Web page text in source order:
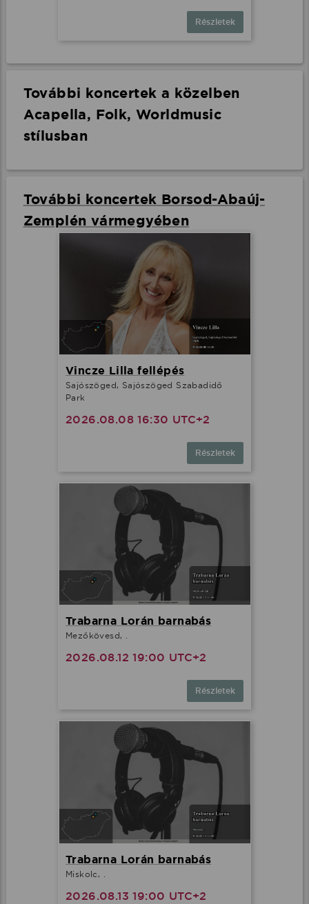
Részletek
További koncertek a közelben
Acapella, Folk, Worldmusic
stílusban
További koncertek Borsod-Abaúj-
Zemplén vármegyében
Vincze Lilla fellépés
Sajószöged, Sajószöged Szabadidő
Park
2026.08.08 16:30 UTC+2
Részletek
Trabarna Lorán barnabás
Mezőkövesd, .
2026.08.12 19:00 UTC+2
Részletek
Trabarna Lorán barnabás
Miskolc, .
2026.08.13 19:00 UTC+2